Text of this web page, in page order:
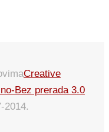
Creative
Bez prerada 3.0
2014.